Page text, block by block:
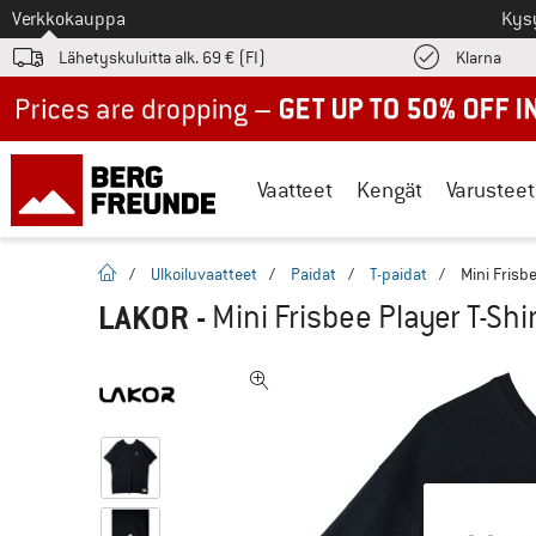
Tästä siirtyäksesi
Verkkokauppa
Lähetyskuluitta alk. 69 € (FI) Klarna
Vaatteet Kengät Varusteet
Kotisivu
/ Ulkoiluvaatteet / Paidat / T-paidat / Mini
LAKOR - Mini Frisbee Player T-